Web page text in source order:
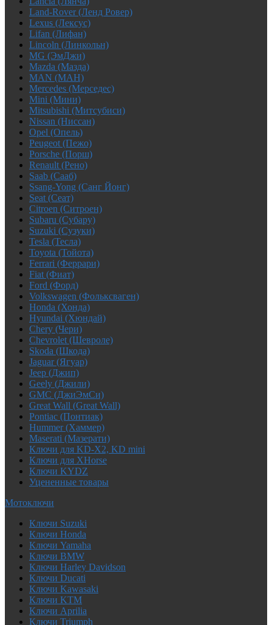
Land-Rover (Ленд Ровер)
Lexus (Лексус)
Lifan (Лифан)
Lincoln (Линкольн)
MG (ЭмДжи)
Mazda (Мазда)
MAN (МАН)
Mercedes (Мерседес)
Mini (Мини)
Mitsubishi (Митсубиси)
Nissan (Ниссан)
Opel (Опель)
Peugeot (Пежо)
Porsche (Порш)
Renault (Рено)
Saab (Сааб)
Ssang-Yong (Санг Йонг)
Seat (Сеат)
Citroen (Ситроен)
Subaru (Субару)
Suzuki (Сузуки)
Tesla (Тесла)
Toyota (Тойота)
Ferrari (Феррари)
Fiat (Фиат)
Ford (Форд)
Volkswagen (Фольксваген)
Honda (Хонда)
Hyundai (Хюндай)
Chery (Чери)
Chevrolet (Шевроле)
Skoda (Шкода)
Jaguar (Ягуар)
Jeep (Джип)
Geely (Джили)
GMC (ДжиЭмСи)
Great Wall (Great Wall)
Pontiac (Понтиак)
Hummer (Хаммер)
Maserati (Мазерати)
Ключи для KD-X2, KD mini
Ключи для XHorse
Ключи KYDZ
Уцененные товары
Мотоключи
Ключи Suzuki
Ключи Honda
Ключи Yamaha
Ключи BMW
Ключи Harley Davidson
Ключи Ducati
Ключи Kawasaki
Ключи KTM
Ключи Aprilia
Ключи Triumph